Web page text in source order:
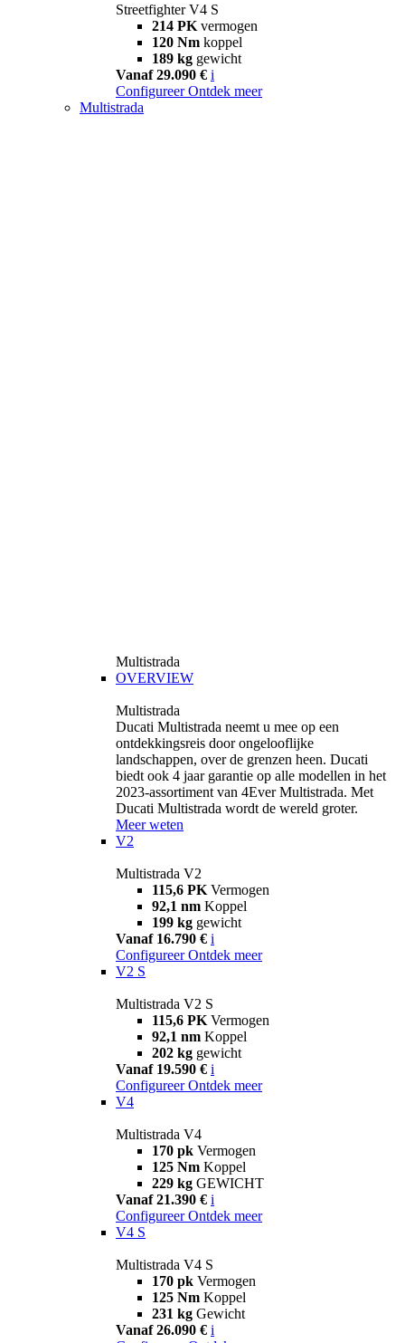
Streetfighter V4 S
214 PK vermogen
120 Nm koppel
189 kg gewicht
Vanaf 29.090 € i
Configureer Ontdek meer
Multistrada
Multistrada
OVERVIEW
Multistrada
Ducati Multistrada neemt u mee op een
ontdekkingsreis door ongelooflijke
landschappen, over de grenzen heen. Ducati
biedt ook 4 jaar garantie op alle modellen in het
2023-assortiment van 4Ever Multistrada. Met
Ducati Multistrada wordt de wereld groter.
Meer weten
V2
Multistrada V2
115,6 PK Vermogen
92,1 nm Koppel
199 kg gewicht
Vanaf 16.790 € i
Configureer Ontdek meer
V2 S
Multistrada V2 S
115,6 PK Vermogen
92,1 nm Koppel
202 kg gewicht
Vanaf 19.590 € i
Configureer Ontdek meer
V4
Multistrada V4
170 pk Vermogen
125 Nm Koppel
229 kg GEWICHT
Vanaf 21.390 € i
Configureer Ontdek meer
V4 S
Multistrada V4 S
170 pk Vermogen
125 Nm Koppel
231 kg Gewicht
Vanaf 26.090 € i